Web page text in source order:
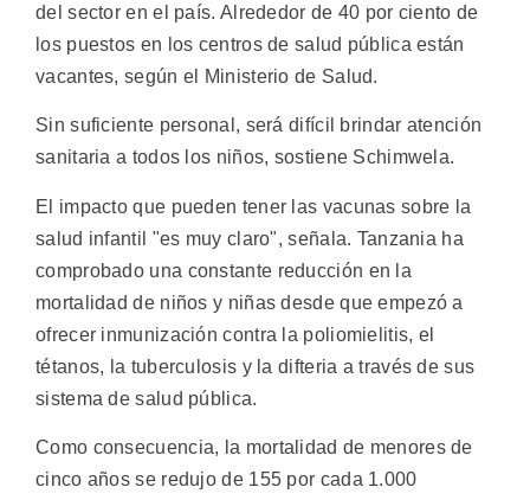
del sector en el país. Alrededor de 40 por ciento de
los puestos en los centros de salud pública están
vacantes, según el Ministerio de Salud.
Sin suficiente personal, será difícil brindar atención
sanitaria a todos los niños, sostiene Schimwela.
El impacto que pueden tener las vacunas sobre la
salud infantil "es muy claro", señala. Tanzania ha
comprobado una constante reducción en la
mortalidad de niños y niñas desde que empezó a
ofrecer inmunización contra la poliomielitis, el
tétanos, la tuberculosis y la difteria a través de sus
sistema de salud pública.
Como consecuencia, la mortalidad de menores de
cinco años se redujo de 155 por cada 1.000